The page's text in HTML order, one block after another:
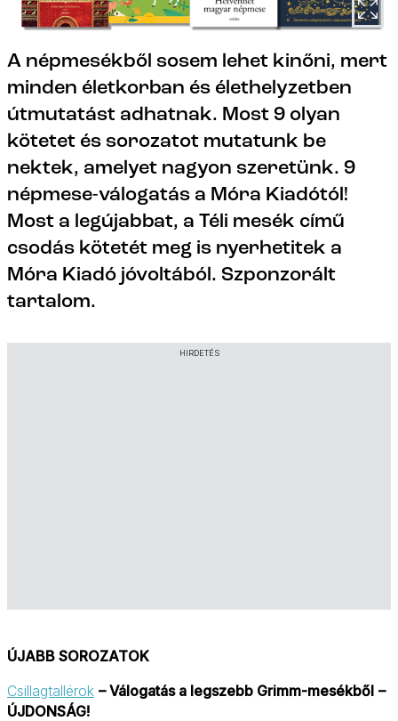
A népmesékből sosem lehet kinőni, mert
minden életkorban és élethelyzetben
útmutatást adhatnak. Most 9 olyan
kötetet és sorozatot mutatunk be
nektek, amelyet nagyon szeretünk. 9
népmese-válogatás a Móra Kiadótól!
Most a legújabbat, a Téli mesék című
csodás kötetét meg is nyerhetitek a
Móra Kiadó jóvoltából. Szponzorált
tartalom.
HIRDETÉS
ÚJABB SOROZATOK
Csillagtallérok – Válogatás a legszebb Grimm-mesékből –
ÚJDONSÁG!